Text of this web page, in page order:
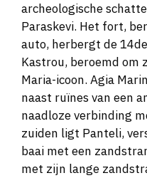
archeologische
Paraskevi. Het fort,
auto, herbergt de
Kastrou, beroemd om
Maria-icoon. Agia
naast ruïnes van een
naadloze verbinding
zuiden ligt Panteli,
baai met een
met zijn lange